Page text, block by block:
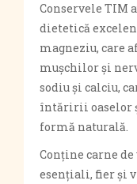
Conservele TIM
dietetică
magneziu, care
mușchilor și
sodiu și calciu,
întăririi oaselor
formă naturală.
Conține carne
esențiali, fier și